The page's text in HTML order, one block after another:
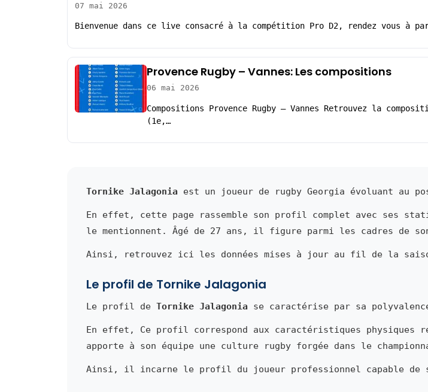
07 mai 2026
Bienvenue dans ce live consacré à la compétition Pro D2, rendez vous à
Provence Rugby – Vannes: Les compositions
06 mai 2026
Compositions Provence Rugby – Vannes Retrouvez la
(1e,…
Tornike Jalagonia est un joueur de rugby Georgia évoluant au
En effet, cette page rassemble son profil complet avec ses
le mentionnent. Âgé de 27 ans, il figure parmi les cadres de
Ainsi, retrouvez ici les données mises à jour au fil de la
Le profil de Tornike Jalagonia
Le profil de Tornike Jalagonia se caractérise par sa
En effet, Ce profil correspond aux caractéristiques physiques
apporte à son équipe une culture rugby forgée dans le
Ainsi, il incarne le profil du joueur professionnel capable de